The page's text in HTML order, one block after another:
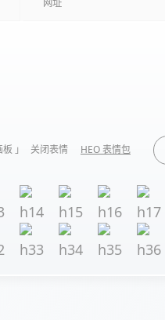
」 关闭表情 HEO 表情包